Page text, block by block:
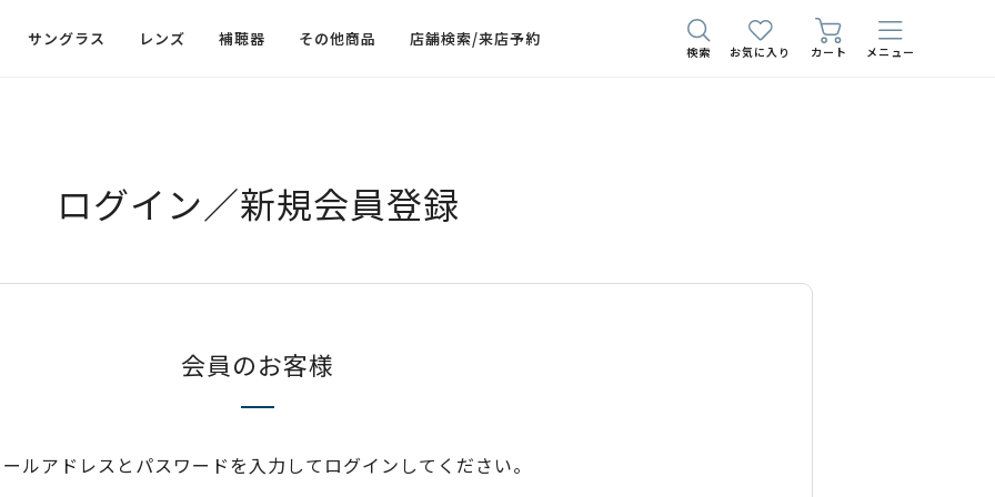
サングラス レンズ 補聴器 その他商品 店舗検索/来店予約
検索 お気に入り カート メニュー
ログイン／新規会員登録
会員のお客様
ルアドレスとパスワードを入力してログインしてください。